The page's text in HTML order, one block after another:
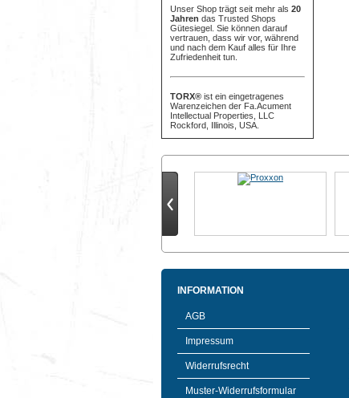
Unser Shop trägt seit mehr als 20
Jahren das Trusted Shops
Gütesiegel. Sie können darauf
vertrauen, dass wir vor, während
und nach dem Kauf alles für Ihre
Zufriedenheit tun.
TORX® ist ein eingetragenes
Warenzeichen der Fa.Acument
Intellectual Properties, LLC
Rockford, Illinois, USA.
INFORMATION
AGB
Impressum
Widerrufsrecht
Muster-Widerrufsformular